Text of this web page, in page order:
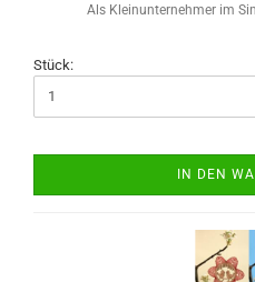
Als Kleinunternehmer im
Stück:
IN DEN